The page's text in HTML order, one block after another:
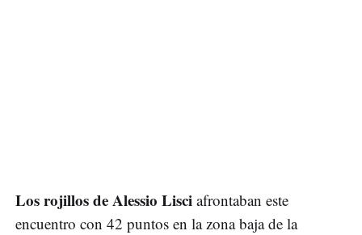
Los rojillos de Alessio Lisci afrontaban este
encuentro con 42 puntos en la zona baja de la